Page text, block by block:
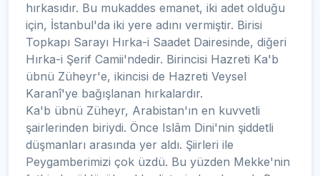
hırkasıdır. Bu mukaddes emanet, iki adet olduğu
için, İstanbul'da iki yere adını vermiştir. Birisi
Topkapı Sarayı Hırka-i Saadet Dairesinde, diğeri
Hırka-i Şerif Camii'ndedir. Birincisi Hazreti Ka'b
übnü Züheyr'e, ikincisi de Hazreti Veysel
Karanî'ye bağışlanan hırkalardır.
Ka'b übnü Züheyr, Arabistan'ın en kuvvetli
şairlerinden biriydi. Önce Islâm Dini'nin şiddetli
düşmanları arasında yer aldı. Şiirleri ile
Peygamberimizi çok üzdü. Bu yüzden Mekke'nin